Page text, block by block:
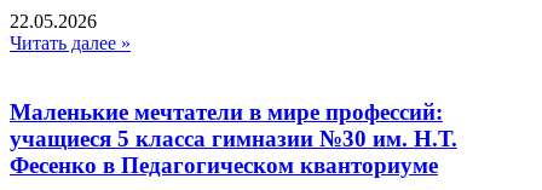
22.05.2026
Читать далее »
Маленькие мечтатели в мире профессий:
учащиеся 5 класса гимназии №30 им. Н.Т.
Фесенко в Педагогическом кванториуме